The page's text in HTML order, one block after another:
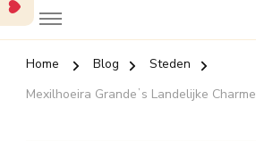
Home Blog
Steden
Mexilhoeira Grandeʼs Landelijke Charme